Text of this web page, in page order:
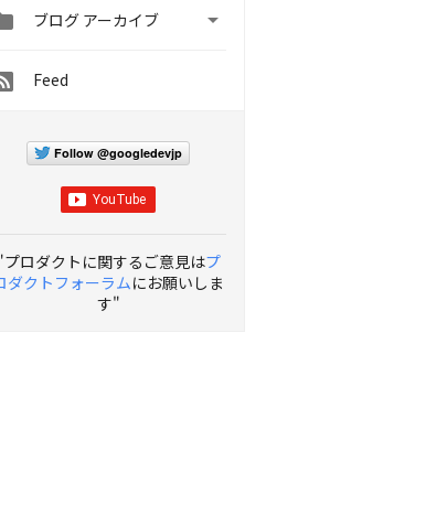
ブログ アーカイブ 
Feed
Follow @googledevjp
ロダクトに関するご意見はプ
ダクトフォーラムにお願いしま
す"